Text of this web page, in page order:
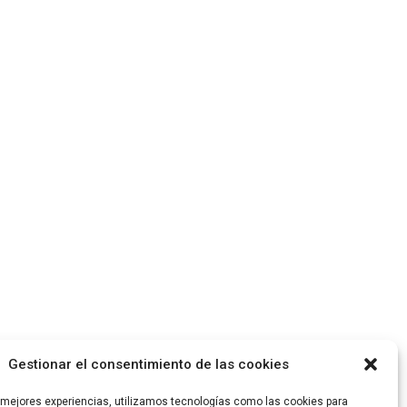
Gestionar el consentimiento de las cookies
experiencias, utilizamos tecnologías como las cookies para